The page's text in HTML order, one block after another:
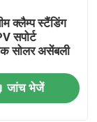
क्लैम्प स्टैंडिंग
सपोर्ट
सोलर असेंबली
जांच भेजें